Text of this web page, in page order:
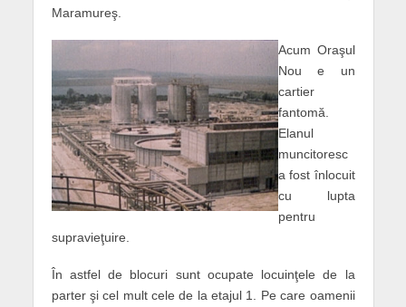
Maramureş.
Acum Oraşul
Nou e un
cartier
fantomă.
Elanul
muncitoresc
a fost înlocuit
cu lupta
pentru
supravieţuire.
În astfel de blocuri sunt ocupate locuinţele de la
parter şi cel mult cele de la etajul 1. Pe care oamenii